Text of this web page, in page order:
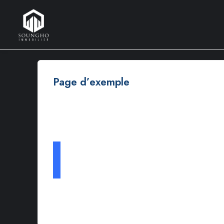
Page d’exemple